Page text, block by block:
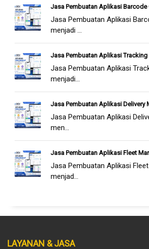
Jasa Pembuatan Aplikasi Barcode
Jasa Pembuatan Aplikasi
menjadi ...
Jasa Pembuatan Aplikasi Tracking
Jasa Pembuatan Aplikasi
menjadi...
Jasa Pembuatan Aplikasi Delivery
Jasa Pembuatan Aplikasi
men...
Jasa Pembuatan Aplikasi Fleet
Jasa Pembuatan Aplikasi
menjad...
LAYANAN & JASA